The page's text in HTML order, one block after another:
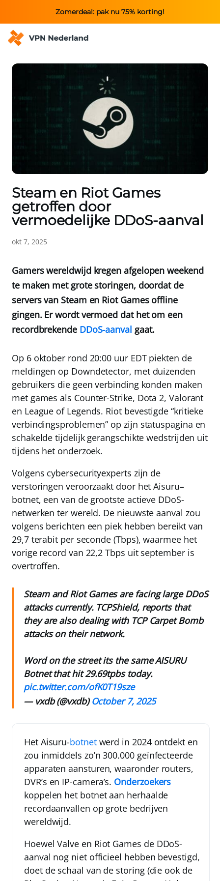
Zomerdeal: pak nu 75% korting!
Steam en Riot Games
getroffen door
vermoedelijke DDoS-aanval
okt 7, 2025
Gamers wereldwijd kregen afgelopen weekend
te maken met grote storingen, doordat de
servers van Steam en Riot Games offline
gingen. Er wordt vermoed dat het om een
recordbrekende DDoS-aanval gaat.
Op 6 oktober rond 20:00 uur EDT piekten de
meldingen op Downdetector, met duizenden
gebruikers die geen verbinding konden maken
met games als Counter-Strike, Dota 2, Valorant
en League of Legends. Riot bevestigde “kritieke
verbindingsproblemen” op zijn statuspagina en
schakelde tijdelijk gerangschikte wedstrijden uit
tijdens het onderzoek.
Volgens cybersecurityexperts zijn de
verstoringen veroorzaakt door hetAisuru–
botnet, een van de grootste actieve DDoS-
netwerken ter wereld. De nieuwste aanval zou
volgens berichten een piek hebben bereikt van
29,7 terabit per seconde (Tbps), waarmee het
vorige record van 22,2 Tbps uit september is
overtroffen.
Steam and Riot Games are facing large DDoS
attacks currently. TCPShield, reports that
they are also dealing with TCP Carpet Bomb
attacks on their network.
Word on the street its the same AISURU
Botnet that hit 29.69tpbs today.
pic.twitter.com/ofK0T19sze
— vxdb (@vxdb) October 7, 2025
Het Aisuru-botnetwerd in 2024 ontdekt en
zou inmiddels zo’n 300.000 geïnfecteerde
apparaten aansturen, waaronder routers,
DVR’s en IP-camera’s. Onderzoekers
koppelen het botnet aan herhaalde
recordaanvallen op grote bedrijven
wereldwijd.
Hoewel Valve en Riot Games de DDoS-
aanval nog niet officieel hebben bevestigd,
doet de schaal van de storing (die ook de